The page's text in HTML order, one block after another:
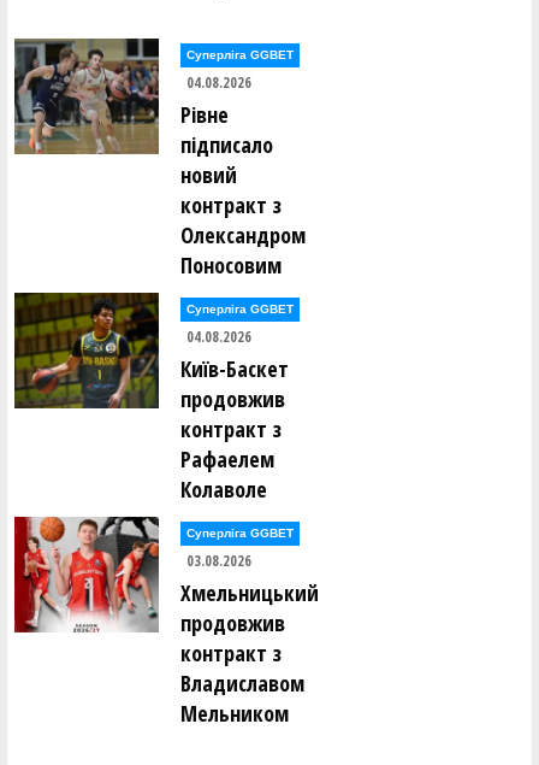
Суперліга GGBET
04.08.2026
Рівне
підписало
новий
контракт з
Олександром
Поносовим
Суперліга GGBET
04.08.2026
Київ-Баскет
продовжив
контракт з
Рафаелем
Колаволе
Суперліга GGBET
03.08.2026
Хмельницький
продовжив
контракт з
Владиславом
Мельником